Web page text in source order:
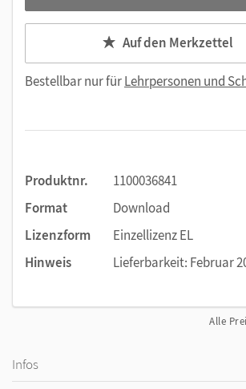
Gesamtumfang:100 Seiten
Auf den Merkzettel
Bestellbar nur fürLehrpersonen und
Produktnr.
1100036841
Format
Download
Lizenzform
Einzellizenz EL
Hinweis
Lieferbarkeit: Februar
Alle
Infos